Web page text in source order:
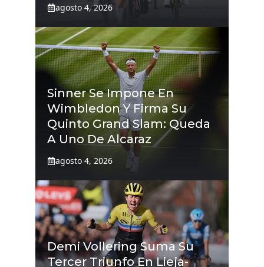
agosto 4, 2026
Sinner Se Impone En
Wimbledon Y Firma Su
Quinto Grand Slam: Queda
A Uno De Alcaraz
agosto 4, 2026
Demi Vollering Suma Su
Tercer Triunfo En Lieja-